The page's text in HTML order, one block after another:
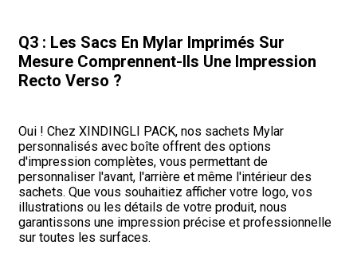
Q3 : Les Sacs En Mylar Imprimés Sur
Mesure Comprennent-Ils Une Impression
Recto Verso ?
Oui ! Chez XINDINGLI PACK, nos sachets Mylar
personnalisés avec boîte offrent des options
d'impression complètes, vous permettant de
personnaliser l'avant, l'arrière et même l'intérieur des
sachets. Que vous souhaitiez afficher votre logo, vos
illustrations ou les détails de votre produit, nous
garantissons une impression précise et professionnelle
sur toutes les surfaces.